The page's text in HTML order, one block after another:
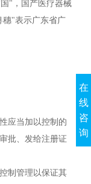
"，国产医疗器械
穗"表示广东省广
应当加以控制的
批、发给注册证
制管理以保证其
在
线
咨
询